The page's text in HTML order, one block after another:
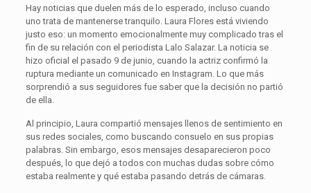
Hay noticias que duelen más de lo esperado, incluso cuando
uno trata de mantenerse tranquilo. Laura Flores está viviendo
justo eso: un momento emocionalmente muy complicado tras el
fin de su relación con el periodista Lalo Salazar. La noticia se
hizo oficial el pasado 9 de junio, cuando la actriz confirmó la
ruptura mediante un comunicado en Instagram. Lo que más
sorprendió a sus seguidores fue saber que la decisión no partió
de ella.
Al principio, Laura compartió mensajes llenos de sentimiento en
sus redes sociales, como buscando consuelo en sus propias
palabras. Sin embargo, esos mensajes desaparecieron poco
después, lo que dejó a todos con muchas dudas sobre cómo
estaba realmente y qué estaba pasando detrás de cámaras.